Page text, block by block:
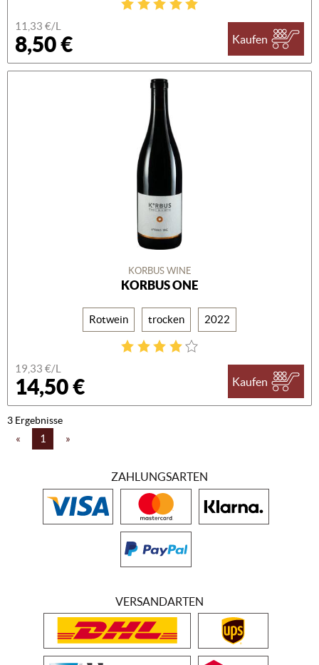
11,33 €/L
8,50 € Kaufen
KORBUS WINE
KORBUS ONE
Rotwein trocken 2022
19,33 €/L
14,50 € Kaufen
3 Ergebnisse
« 1 »
ZAHLUNGSARTEN
VERSANDARTEN